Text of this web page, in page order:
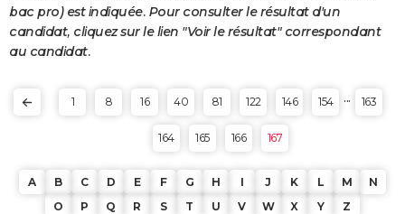
bac pro) est indiquée. Pour consulter le résultat d'un
candidat, cliquez sur le lien "Voir le résultat" correspondant
au candidat.
1 8 16 40 81 122 146 154 ... 163
164 165 166 167
A B C D E F G H I J K L M
N
O
P Q R S T U V W X Y Z